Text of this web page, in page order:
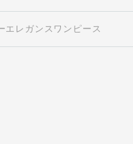
エレガンスワンピース